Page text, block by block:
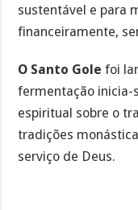
sustentável e para
financeiramente,
O Santo Gole foi
fermentação inicia-
espiritual sobre o
tradições
serviço de Deus.